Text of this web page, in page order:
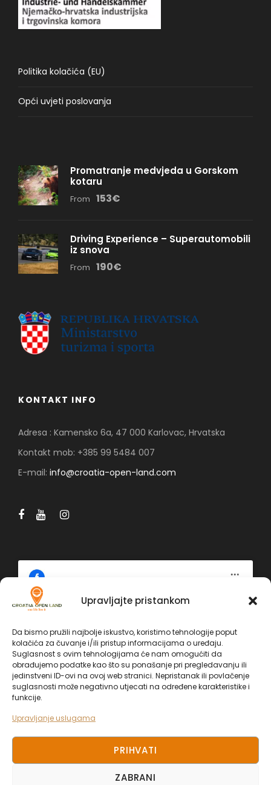
Upravljajte pristankom
Da bismo pružili najbolje iskustvo, koristimo tehnologije poput
kolačića za čuvanje i/ili pristup informacijama o uređaju.
Suglasnost s ovim tehnologijama će nam omogućiti da
obrađujemo podatke kao što su ponašanje pri pregledavanju ili
jedinstveni ID-ovi na ovoj web stranici. Nepristanak ili povlačenje
suglasnosti može negativno utjecati na određene karakteristike i
funkcije.
Upravljanje uslugama
PRIHVATI
ZABRANI
Politika kolačića (EU)
Opći uvjeti poslovanja
Promatranje medvjeda u Gorskom
kotaru
From 153€
Driving Experience – Superautomobili
iz snova
From 190€
KONTAKT INFO
Adresa : Kamensko 6a, 47 000 Karlovac, Hrvatska
Kontakt mob: +385 99 5484 007
E-mail: info@croatia-open-land.com
Facebook
Politika kolačića
SLAŽEM SE